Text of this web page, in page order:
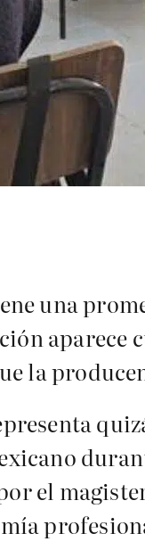
una
aparece
la
el